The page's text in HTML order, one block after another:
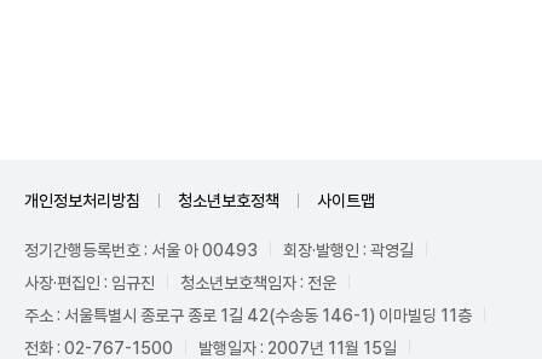
개인정보처리방침 청소년보호정책 사이트맵
정기간행등록번호 : 서울 아 00493
회장·발행인 : 곽영길
사장·편집인 : 임규진
청소년보호책임자 : 전운
주소 : 서울특별시 종로구 종로 1길 42(수송동 146-1) 이마빌딩 11층
전화 : 02-767-1500
발행일자 : 2007년 11월 15일